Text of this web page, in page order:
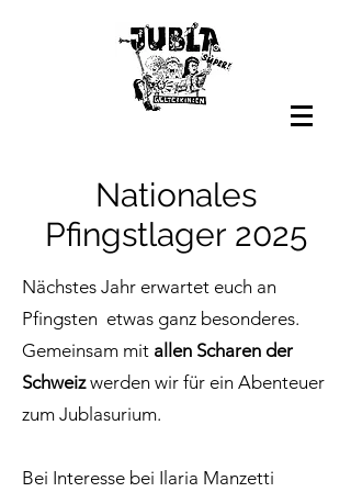
Nationales
Pfingstlager 2025
Nächstes Jahr erwartet euch an
Pfingsten etwas ganz besonderes.
Gemeinsam mit allen Scharen der
Schweizwerden wir für ein Abenteuer
zum Jublasurium.
Bei Interesse bei Ilaria Manzetti